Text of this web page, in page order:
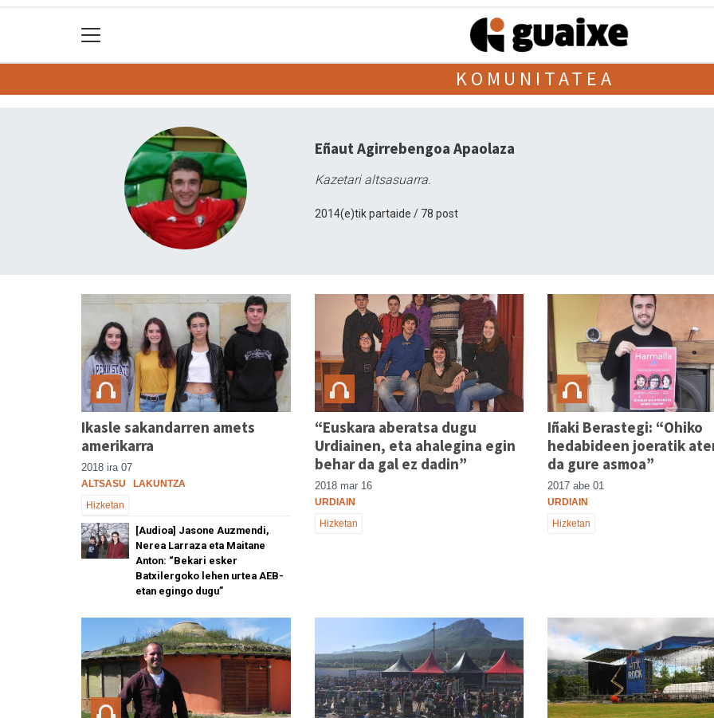
KOMUNITATEA
Eñaut Agirrebengoa Apaolaza
Kazetari altsasuarra.
2014(e)tik partaide / 78 post
Ikasle sakandarren amets
amerikarra
2018 ira 07
ALTSASU
LAKUNTZA
Hizketan
[Audioa] Jasone Auzmendi,
Nerea Larraza eta Maitane
Anton: “Bekari esker
Batxilergoko lehen urtea AEB-
etan egingo dugu”
“Euskara aberatsa dugu
Urdiainen, eta ahalegina egin
behar da gal ez dadin”
2018 mar 16
URDIAIN
Hizketan
Iñaki Berastegi: “Ohiko
hedabideen joeratik
da gure asmoa”
2017 abe 01
URDIAIN
Hizketan